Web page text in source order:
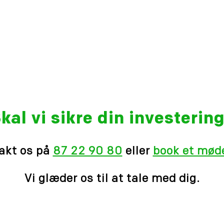
vi sikre din
os på 87 22 90 80 eller book et
Vi glæder os til at tale med dig.